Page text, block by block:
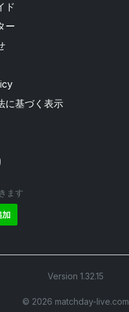
ド
ー
に基づく表示
ます
Version 1.32.15
©︎ 2026 matchday-live.com